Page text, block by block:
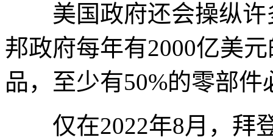
美国政府还会操纵许
邦政府每年有2000亿美
品，至少有50%的零部
仅在2022年8月，拜